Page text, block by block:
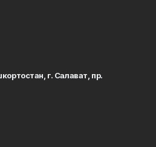
г. Салават, пр.